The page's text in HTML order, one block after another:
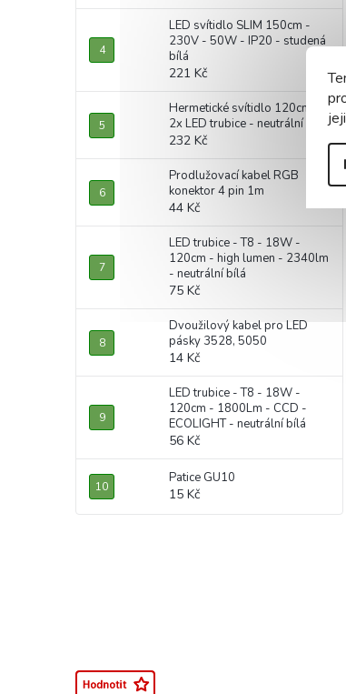
LED svítidlo SLIM 150cm -
230V - 50W - IP20 - studená
bílá
221 Kč
Hermetické svítidlo 120cm +
2x LED trubice - neutrální bílá
232 Kč
Prodlužovací kabel RGB
konektor 4 pin 1m
44 Kč
LED trubice - T8 - 18W -
120cm - high lumen - 2340lm
- neutrální bílá
75 Kč
Dvoužilový kabel pro LED
pásky 3528, 5050
14 Kč
LED trubice - T8 - 18W -
120cm - 1800Lm - CCD -
ECOLIGHT - neutrální bílá
56 Kč
Patice GU10
15 Kč